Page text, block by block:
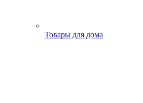
Товары для дома